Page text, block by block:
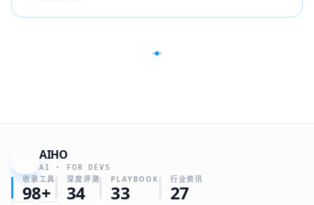
AIHO
AI · FOR DEVS
收录工具
98+
深度评测
34
PLAYBOOK
33
行业资讯
27